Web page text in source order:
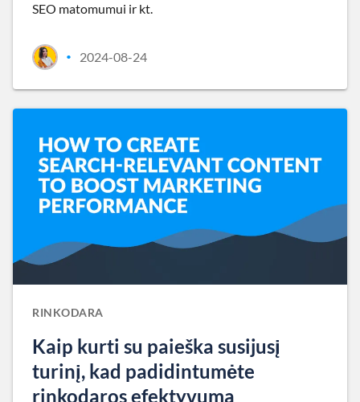
SEO matomumui ir kt.
• 2024-08-24
RINKODARA
Kaip kurti su paieška susijusį
turinį, kad padidintumėte
rinkodaros efektyvumą